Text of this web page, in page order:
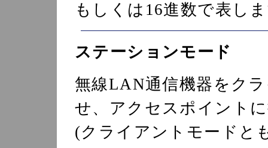
もしくは16進数で表し
ステーションモード
無線LAN通信機器をク
せ、アクセスポイント
(クライアントモードと